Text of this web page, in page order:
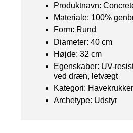
Produktnavn:
Materiale: 100%
Form: Rund
Diameter: 40 cm
Højde: 32 cm
Egenskaber: UV-
ved dræn, letvægt
Kategori:
Archetype: Udstyr